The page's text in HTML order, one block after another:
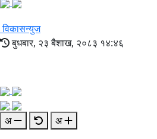
विकासन्युज
बुधबार, २३ बैशाख, २०८३ १४:४६
अ
अ